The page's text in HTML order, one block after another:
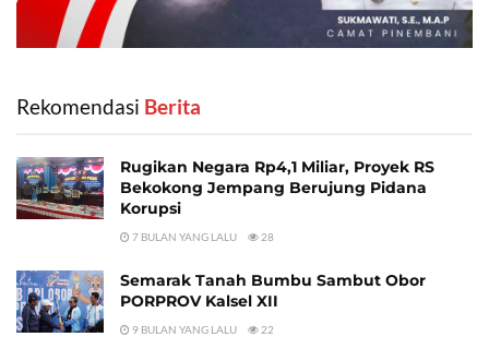
Rekomendasi ‎ Berita
Rugikan Negara Rp4,1 Miliar, Proyek RS
Bekokong Jempang Berujung Pidana
Korupsi
7 BULAN YANG LALU 28
Semarak Tanah Bumbu Sambut Obor
PORPROV Kalsel XII
9 BULAN YANG LALU 22